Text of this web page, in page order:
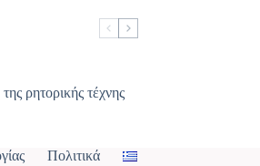
ρητορικής τέχνης
Πολιτικά